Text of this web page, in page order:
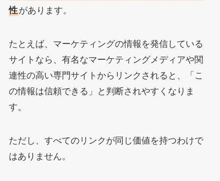
性があります。
たとえば、マーケティングの情報を発信している
サイトなら、有名なマーケティングメディアや関
連性の高い専門サイトからリンクされると、「こ
の情報は信頼できる」と判断されやすくなりま
す。
ただし、すべてのリンクが同じ価値を持つわけで
はありません。